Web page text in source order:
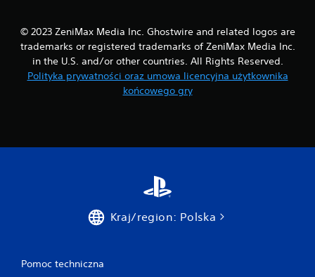
l
i
w
o
y
o
© 2023 ZeniMax Media Inc. Ghostwire and related logos are
trademarks or registered trademarks of ZeniMax Media Inc.
in the U.S. and/or other countries. All Rights Reserved.
Polityka prywatności oraz umowa licencyjna użytkownika
końcowego gry
Kraj/region: Polska
Pomoc techniczna